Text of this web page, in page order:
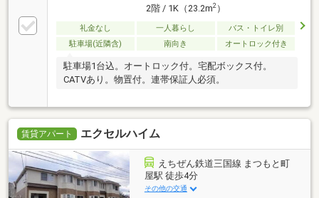
2階 / 1K（23.2m2）
礼金なし 一人暮らし
バス・トイレ別
駐車場(近隣含)
南向き オートロック付き
駐車場1台込。オートロック付。宅配ボックス付。
CATVあり。物置付。連帯保証人必須。
賃貸アパート エクセルハイム
えちぜん鉄道三国線 まつもと町
屋駅 徒歩4分
その他の交通